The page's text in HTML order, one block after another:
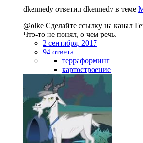
dkennedy ответил dkennedy в теме
@olke Сделайте ссылку на канал
Что-то не понял, о чем речь.
2 сентября, 2017
94 ответа
терраформинг
картостроение